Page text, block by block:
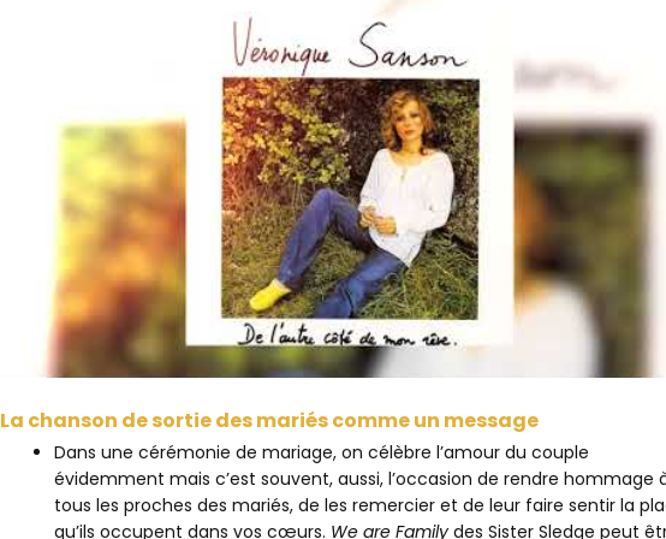
La chanson de sortie des mariés comme un message
Dans une cérémonie de mariage, on célèbre l’amour du couple
évidemment mais c’est souvent, aussi, l’occasion de rendre hommage
tous les proches des mariés, de les remercier et de leur faire sentir la
qu’ils occupent dans vos cœurs. We are Familydes Sister Sledge peut